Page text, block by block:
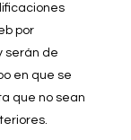
por
serán de
en que se
que no sean